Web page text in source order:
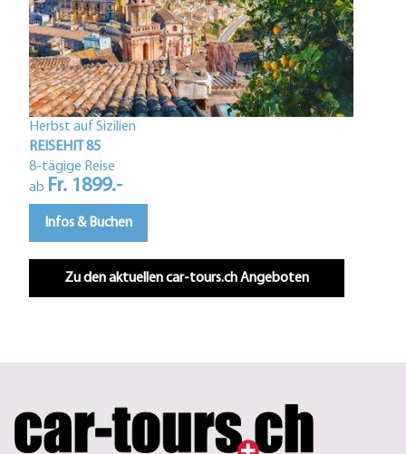
Herbst auf Sizilien
REISEHIT 85
8-tägige Reise
ab Fr. 1899.-
Infos & Buchen
Zu den aktuellen car-tours.ch Angeboten